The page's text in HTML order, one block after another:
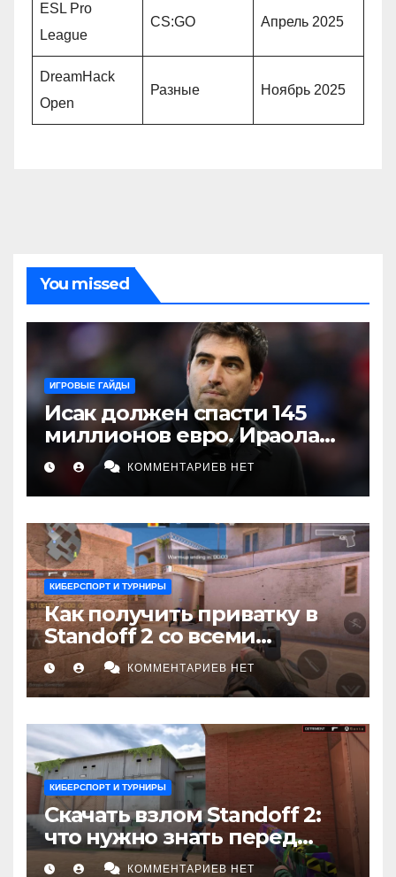
ESL Pro
League
CS:GO Апрель 2025
DreamHack
Open
Разные Ноябрь 2025
You missed
ИГРОВЫЕ ГАЙДЫ
Исак должен спасти 145
миллионов евро. Ираола
делает ставку на игрока,
которого «Ливерпуль» пока
не увидел
КОММЕНТАРИЕВ НЕТ
КИБЕРСПОРТ И ТУРНИРЫ
Как получить приватку в
Standoff 2 со всеми
скинами и ножами: Полное
руководствоКОММЕНТАРИЕВ НЕТ
КИБЕРСПОРТ И ТУРНИРЫ
Скачать взлом Standoff 2:
что нужно знать перед
установкойКОММЕНТАРИЕВ НЕТ